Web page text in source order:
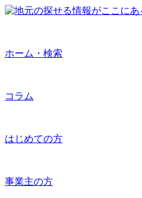
ホーム・検索
コラム
はじめての方
事業主の方